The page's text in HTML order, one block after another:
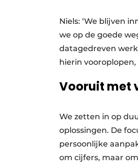
Niels: ‘We blijven
we op de goede
datagedreven
hierin
Vooruit met
We zetten in op
oplossingen. De
persoonlijke
om cijfers, maar